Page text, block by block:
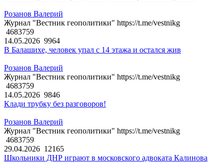
Розанов Валерий
Журнал "Вестник геополитики" https://t.me/vestnikg
4683759
14.05.2026 9964
В Балашихе, человек упал с 14 этажа и остался жив
Розанов Валерий
Журнал "Вестник геополитики" https://t.me/vestnikg
4683759
14.05.2026 9846
Клади трубку без разговоров!
Розанов Валерий
Журнал "Вестник геополитики" https://t.me/vestnikg
4683759
29.04.2026 12165
Школьники ДНР играют в московского адвоката Калинова